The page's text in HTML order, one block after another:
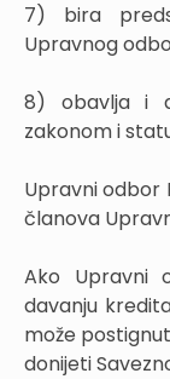
7) bira
Upravnog
8) obavlja i
zakonom i
Upravni odbor
članova
Ako Upravni
davanju
može
donijeti